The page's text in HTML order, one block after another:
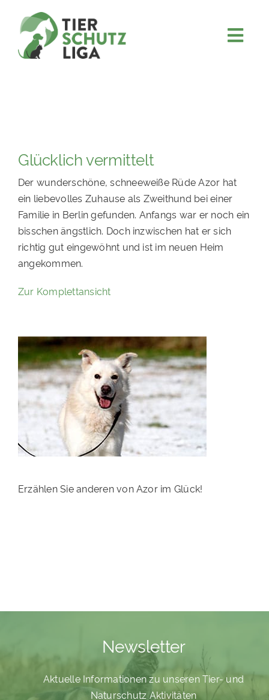
content
FÖRDERN & VERERBEN
KOOPERATIONEN
4KIDS
TIERHEIMTIERE
TIERHEIME
RATGEBER
Glücklich vermittelt
Der wunderschöne, schneeweiße Rüde Azor hat
ein liebevolles Zuhause als Zweithund bei einer
Familie in Berlin gefunden. Anfangs war er noch ein
bisschen ängstlich. Doch inzwischen hat er sich
richtig gut eingewöhnt und ist im neuen Heim
angekommen.
Zur Komplettansicht
Erzählen Sie anderen von Azor im Glück!
Newsletter
Aktuelle Informationen zu unseren Tier- und
Naturschutz Aktivitäten